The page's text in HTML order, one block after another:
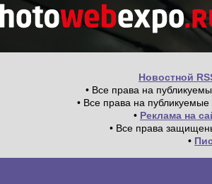
Новостной
• Все права на
• Все права на
• Реклама на
• Все права
•